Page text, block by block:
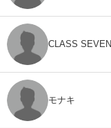
CLASS SEVEN
モナキ